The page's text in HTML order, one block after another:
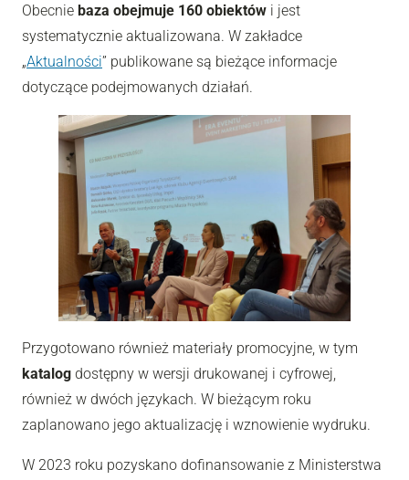
Obecnie baza obejmuje 160 obiektów i jest
systematycznie aktualizowana. W zakładce
„Aktualności” publikowane są bieżące informacje
dotyczące podejmowanych działań.
Przygotowano również materiały promocyjne, w tym
katalog dostępny w wersji drukowanej i cyfrowej,
również w dwóch językach. W bieżącym roku
zaplanowano jego aktualizację i wznowienie wydruku.
W 2023 roku pozyskano dofinansowanie z Ministerstwa